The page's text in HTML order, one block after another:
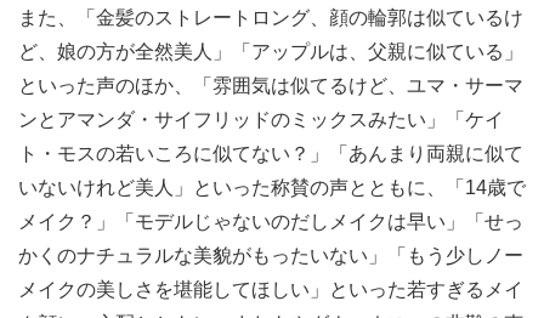
また、「金髪のストレートロング、顔の輪郭は似ているけ
ど、娘の方が全然美人」「アップルは、父親に似ている」
といった声のほか、「雰囲気は似てるけど、ユマ・サーマ
ンとアマンダ・サイフリッドのミックスみたい」「ケイ
ト・モスの若いころに似てない？」「あんまり両親に似て
いないけれど美人」といった称賛の声とともに、「14歳で
メイク？」「モデルじゃないのだしメイクは早い」「せっ
かくのナチュラルな美貌がもったいない」「もう少しノー
メイクの美しさを堪能してほしい」といった若すぎるメイ